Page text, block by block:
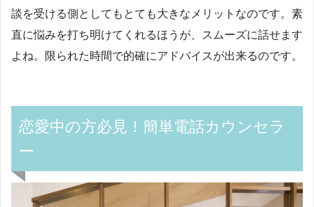
談を受ける側としてもとても大きなメリットなのです。素
直に悩みを打ち明けてくれるほうが、スムーズに話せます
よね。限られた時間で的確にアドバイスが出来るのです。
恋愛中の方必見！簡単電話カウンセラ
ー